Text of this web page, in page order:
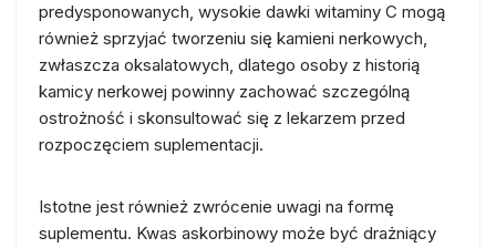
predysponowanych, wysokie dawki witaminy C mogą
również sprzyjać tworzeniu się kamieni nerkowych,
zwłaszcza oksalatowych, dlatego osoby z historią
kamicy nerkowej powinny zachować szczególną
ostrożność i skonsultować się z lekarzem przed
rozpoczęciem suplementacji.
Istotne jest również zwrócenie uwagi na formę
suplementu. Kwas askorbinowy może być drażniący